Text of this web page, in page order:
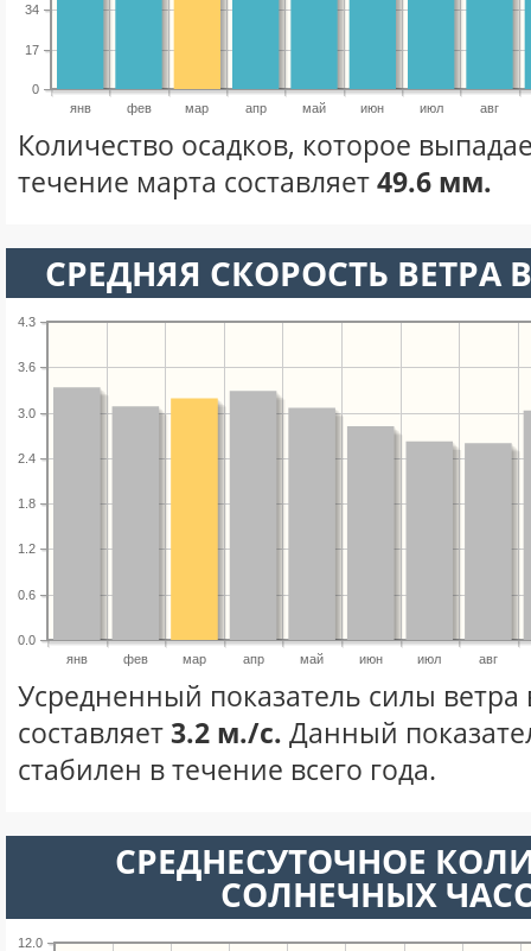
янв фев мар апр май июн июл авг
0
17
34
Количество осадков, которое
течение марта составляет49.6 мм.
СРЕДНЯЯ СКОРОСТЬ ВЕТРА
янв фев мар апр май июн июл авг
0.0
0.6
1.2
1.8
2.4
3.0
3.6
4.3
Усредненный показатель силы ветра
составляет3.2 м./с. Данный
стабилен в течение всего года.
СРЕДНЕСУТОЧНОЕ
СОЛНЕЧНЫХ
12.0